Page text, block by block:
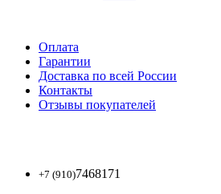
Оплата
Гарантии
Доставка по всей России
Контакты
Отзывы покупателей
+7 (910)7468171